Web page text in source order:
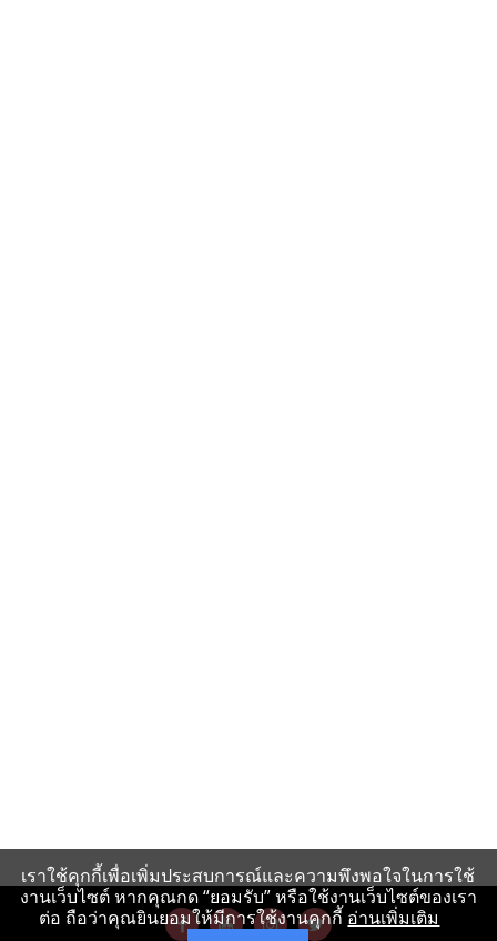
เราใช้คุกกี้เพื่อเพิ่มประสบการณ์และความพึงพอใจในการใช้
งานเว็บไซต์ หากคุณกด “ยอมรับ” หรือใช้งานเว็บไซต์ของเรา
ต่อ ถือว่าคุณยินยอมให้มีการใช้งานคุกกี้ อ่านเพิ่มเติม